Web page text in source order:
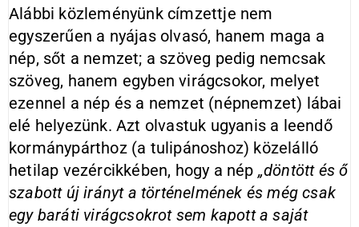
Alábbi közleményünk címzettje nem
egyszerűen a nyájas olvasó, hanem maga a
nép, sőt a nemzet; a szöveg pedig nemcsak
szöveg, hanem egyben virágcsokor, melyet
ezennel a nép és a nemzet (népnemzet) lábai
elé helyezünk. Azt olvastuk ugyanis a leendő
kormánypárthoz (a tulipánoshoz) közelálló
hetilap vezércikkében, hogy a nép „döntött és ő
szabott új irányt a történelmének és még csak
egy baráti virágcsokrot sem kapott a saját